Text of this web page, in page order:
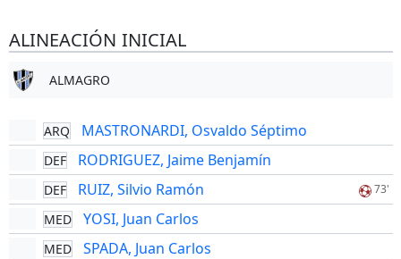
ALINEACIÓN INICIAL
ALMAGRO
ARQ MASTRONARDI, Osvaldo Séptimo
DEF RODRIGUEZ, Jaime Benjamín
DEF RUIZ, Silvio Ramón 73'
MED YOSI, Juan Carlos
MED SPADA, Juan Carlos